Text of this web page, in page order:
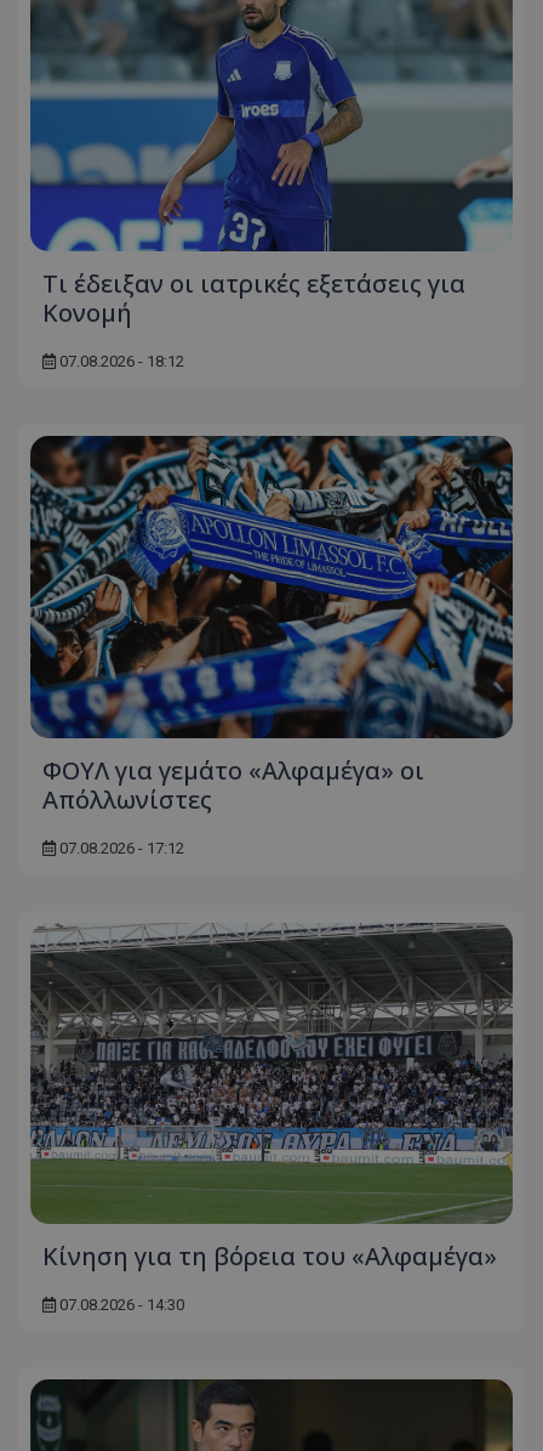
Τι έδειξαν οι ιατρικές εξετάσεις για
Κονομή
07.08.2026 - 18:12
ΦΟΥΛ για γεμάτο «Αλφαμέγα» οι
Απόλλωνίστες
07.08.2026 - 17:12
Κίνηση για τη βόρεια του «Αλφαμέγα»
07.08.2026 - 14:30